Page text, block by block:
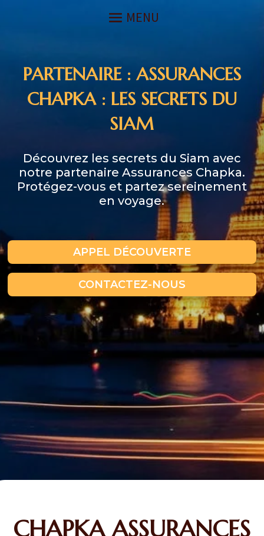
PARTENAIRE : ASSURANCES
CHAPKA : LES SECRETS DU
SIAM
Découvrez les secrets du Siam avec
notre partenaire Assurances Chapka.
Protégez-vous et partez sereinement
en voyage.
APPEL DÉCOUVERTE
CONTACTEZ-NOUS
CHAPKA ASSURANCES